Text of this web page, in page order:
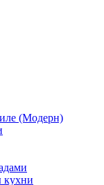
(Модерн)
кухни